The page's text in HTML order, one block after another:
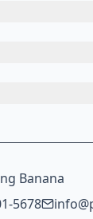
Banana
5678